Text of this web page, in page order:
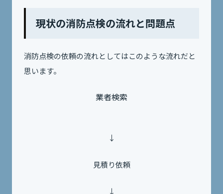
現状の消防点検の流れと問題点
消防点検の依頼の流れとしてはこのような流れだと
思います。
業者検索
↓
見積り依頼
↓